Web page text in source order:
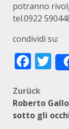
potranno
tel.0922
condividi su:
Zurück
Roberto
sotto gli